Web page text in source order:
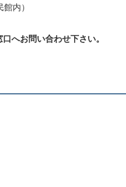
内）
へお問い合わせ下さい。